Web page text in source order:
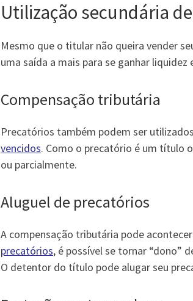
Utilização secundária
Mesmo que o titular não queira vender
uma saída a mais para se ganhar
Compensação tributária
Precatórios também podem ser
vencidos. Como o precatório é um título
ou parcialmente.
Aluguel de precatórios
A compensação tributária pode
precatórios, é possível se tornar “dono”
O detentor do título pode alugar seu